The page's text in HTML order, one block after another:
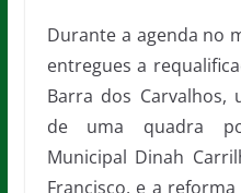
Durante a agenda no
entregues a
Barra dos
de uma quadra
Municipal Dinah
Francisco, e a